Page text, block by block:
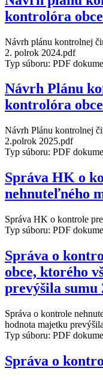
kontrolóra
Návrh plánu kontrolnej
2. polrok 2024.pdf
Typ súboru: PDF
Návrh Plánu
kontrolóra
Návrh Plánu kontrolnej
2.polrok 2025.pdf
Typ súboru: PDF
Správa HK o
nehnuteľného
Správa HK o kontrole
Typ súboru: PDF
Správa o
obce, ktorého
prevýšila sumu
Správa o kontrole
hodnota majetku
Typ súboru: PDF
Správa o